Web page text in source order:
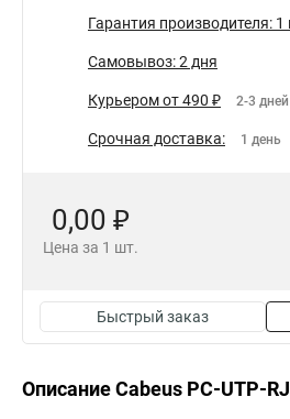
Гарантия производителя: 1
Самовывоз: 2 дня
Курьером от 490 ₽ 2-3 дней
Срочная доставка: 1 день
0,00 ₽
Цена за 1 шт.
Быстрый заказ
Описание Cabeus PC-UTP-